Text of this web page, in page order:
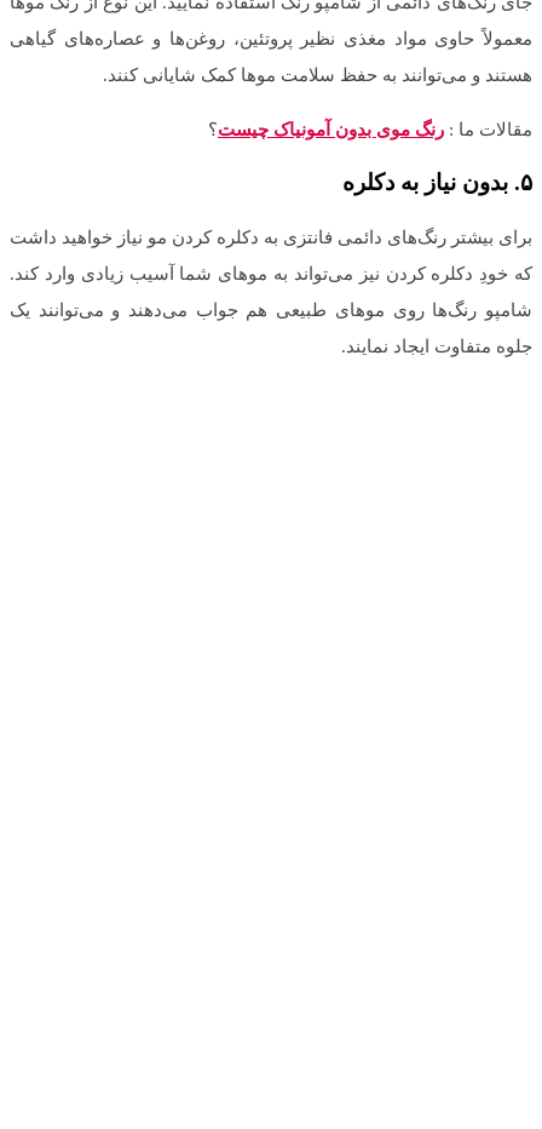
معمولاً حاوی مواد مغذی نظیر پروتئین، روغن‌ها و عصاره‌های گیاهی
هستند و می‌توانند به حفظ سلامت موها کمک شایانی کنند.
مقالات ما : رنگ موی بدون آمونیاک چیست؟
۵. بدون نیاز به دکلره
برای بیشتر رنگ‌های دائمی فانتزی به دکلره کردن مو نیاز خواهید داشت
که خودِ دکلره کردن نیز می‌تواند به موهای شما آسیب زیادی وارد کند.
شامپو رنگ‌ها روی موهای طبیعی هم جواب می‌دهند و می‌توانند یک
جلوه متفاوت ایجاد نمایند.